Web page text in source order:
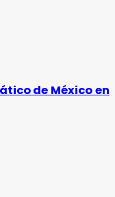
de México en